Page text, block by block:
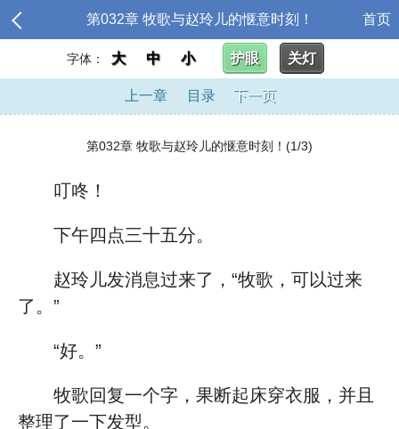
第032章 牧歌与赵玲儿的惬意时刻！ 首页
字体： 大 中 小 护眼 关灯
上一章 目录 下一页
第032章 牧歌与赵玲儿的惬意时刻！(1/3)
叮咚！
下午四点三十五分。
赵玲儿发消息过来了，“牧歌，可以过来
了。”
“好。”
牧歌回复一个字，果断起床穿衣服，并且
整理了一下发型。